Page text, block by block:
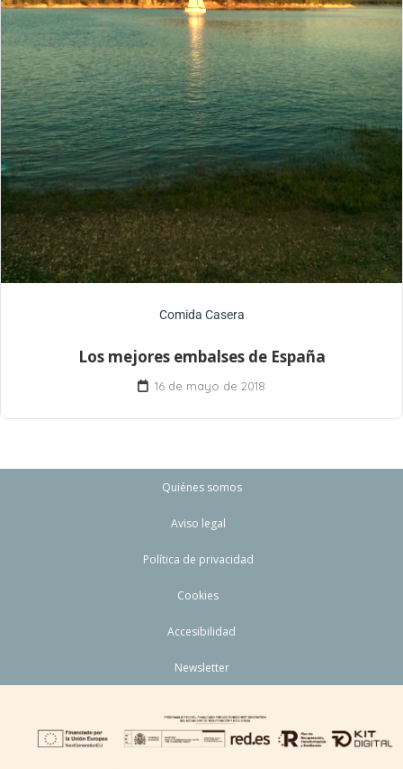
Comida Casera
Los mejores embalses de España
16 de mayo de 2018
Quiénes somos
Aviso legal
Política de privacidad
Cookies
Accesibilidad
Newsletter